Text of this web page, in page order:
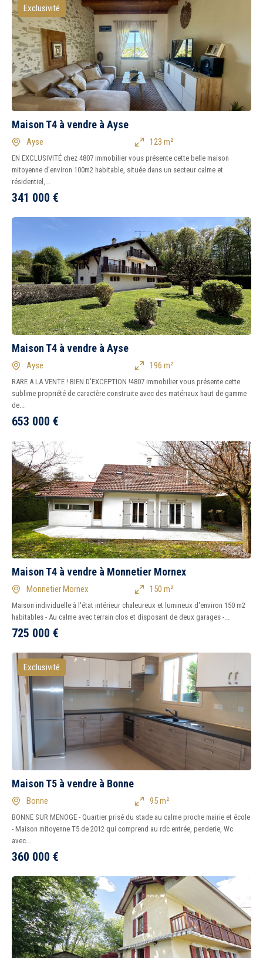
1 2 3 4 5 6 7 8
5 km 10 km 15 km
Exclusivité
Maison T4 à vendre à Ayse
Ayse 123 m²
EN EXCLUSIVITÉ chez 4807 immobilier vous présente cette belle maison
mitoyenne d'environ 100m2 habitable, située dans un secteur calme et
résidentiel,...
341 000 €
Maison T4 à vendre à Ayse
Ayse 196 m²
RARE A LA VENTE ! BIEN D'EXCEPTION !4807 immobilier vous présente cette
sublime propriété de caractère construite avec des matériaux haut de gamme
de...
653 000 €
Maison T4 à vendre à Monnetier Mornex
Monnetier Mornex 150 m²
Maison individuelle à l'état intérieur chaleureux et lumineux d'environ 150 m2
habitables - Au calme avec terrain clos et disposant de deux garages -...
725 000 €
Exclusivité
Maison T5 à vendre à Bonne
Bonne 95 m²
BONNE SUR MENOGE - Quartier prisé du stade au calme proche mairie et école
- Maison mitoyenne T5 de 2012 qui comprend au rdc entrée, penderie, Wc
avec...
360 000 €